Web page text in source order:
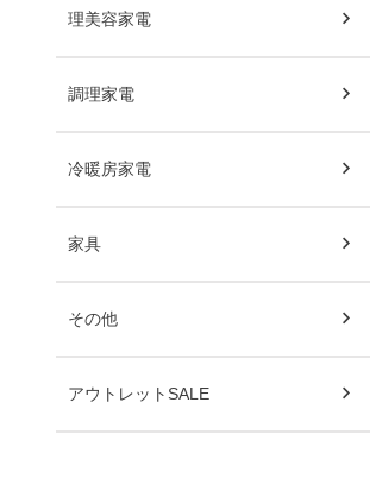
理美容家電
調理家電
冷暖房家電
家具
その他
アウトレットSALE